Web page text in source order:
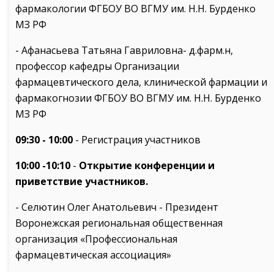
фармакологии ФГБОУ ВО ВГМУ им. Н.Н. Бурденко
МЗ РФ
- Афанасьева Татьяна Гавриловна- д.фарм.н,
профессор кафедры Организации
фармацевтического дела, клинической фармации и
фармакогнозии ФГБОУ ВО ВГМУ им. Н.Н. Бурденко
МЗ РФ
09:30 - 10:00 - Регистрация участников
10:00 -10:10 - Открытие конференции и
приветствие участников.
- Селютин Олег Анатольевич - Президент
Воронежская региональная общественная
организация «Профессиональная
фармацевтическая ассоциация»